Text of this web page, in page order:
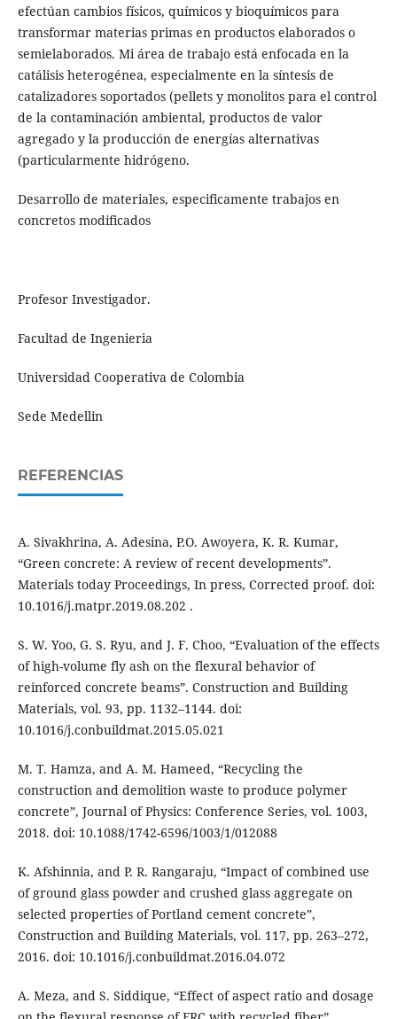
efectúan cambios físicos, químicos y bioquímicos para
transformar materias primas en productos elaborados o
semielaborados. Mi área de trabajo está enfocada en la
catálisis heterogénea, especialmente en la síntesis de
catalizadores soportados (pellets y monolitos para el control
de la contaminación ambiental, productos de valor
agregado y la producción de energías alternativas
(particularmente hidrógeno.
Desarrollo de materiales, especificamente trabajos en
concretos modificados
Profesor Investigador.
Facultad de Ingenieria
Universidad Cooperativa de Colombia
Sede Medellin
REFERENCIAS
A. Sivakhrina, A. Adesina, P.O. Awoyera, K. R. Kumar,
“Green concrete: A review of recent developments”.
Materials today Proceedings, In press, Corrected proof. doi:
10.1016/j.matpr.2019.08.202 .
S. W. Yoo, G. S. Ryu, and J. F. Choo, “Evaluation of the effects
of high-volume fly ash on the flexural behavior of
reinforced concrete beams”. Construction and Building
Materials, vol. 93, pp. 1132–1144. doi:
10.1016/j.conbuildmat.2015.05.021
M. T. Hamza, and A. M. Hameed, “Recycling the
construction and demolition waste to produce polymer
concrete”, Journal of Physics: Conference Series, vol. 1003,
2018. doi: 10.1088/1742-6596/1003/1/012088
K. Afshinnia, and P. R. Rangaraju, “Impact of combined use
of ground glass powder and crushed glass aggregate on
selected properties of Portland cement concrete”,
Construction and Building Materials, vol. 117, pp. 263–272,
2016. doi: 10.1016/j.conbuildmat.2016.04.072
A. Meza, and S. Siddique, “Effect of aspect ratio and dosage